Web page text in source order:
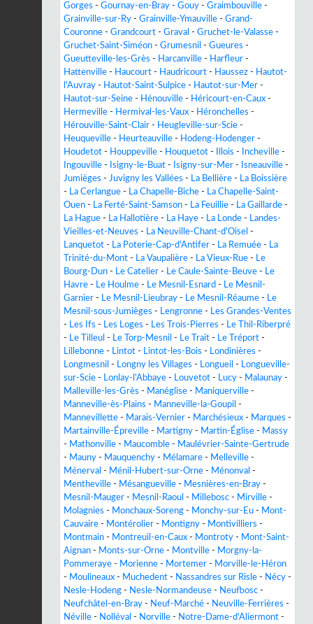
Gorges - Gournay-en-Bray - Gouy - Graimbouville -
Grainville-sur-Ry - Grainville-Ymauville - Grand-
Couronne - Grandcourt - Graval - Gruchet-le-Valasse -
Gruchet-Saint-Siméon - Grumesnil - Gueures -
Gueutteville-les-Grès - Harcanville - Harfleur -
Hattenville - Haucourt - Haudricourt - Haussez - Hautot-
l'Auvray - Hautot-Saint-Sulpice - Hautot-sur-Mer -
Hautot-sur-Seine - Hénouville - Héricourt-en-Caux -
Hermeville - Hermival-les-Vaux - Héronchelles -
Hérouville-Saint-Clair - Heugleville-sur-Scie -
Heuqueville - Heurteauville - Hodeng-Hodenger -
Houdetot - Houppeville - Houquetot - Illois - Incheville -
Ingouville - Isigny-le-Buat - Isigny-sur-Mer - Isneauville -
Jumièges - Juvigny les Vallées - La Bellière - La Boissière
- La Cerlangue - La Chapelle-Biche - La Chapelle-Saint-
Ouen - La Ferté-Saint-Samson - La Feuillie - La Gaillarde -
La Hague - La Hallotière - La Haye - La Londe - Landes-
Vieilles-et-Neuves - La Neuville-Chant-d'Oisel -
Lanquetot - La Poterie-Cap-d'Antifer - La Remuée - La
Trinité-du-Mont - La Vaupalière - La Vieux-Rue - Le
Bourg-Dun - Le Catelier - Le Caule-Sainte-Beuve - Le
Havre - Le Houlme - Le Mesnil-Esnard - Le Mesnil-
Garnier - Le Mesnil-Lieubray - Le Mesnil-Réaume - Le
Mesnil-sous-Jumièges - Lengronne - Les Grandes-Ventes
- Les Ifs - Les Loges - Les Trois-Pierres - Le Thil-Riberpré
- Le Tilleul - Le Torp-Mesnil - Le Trait - Le Tréport -
Lillebonne - Lintot - Lintot-les-Bois - Londinières -
Longmesnil - Longny les Villages - Longueil - Longueville-
sur-Scie - Lonlay-l'Abbaye - Louvetot - Lucy - Malaunay -
Malleville-les-Grès - Manéglise - Maniquerville -
Manneville-ès-Plains - Manneville-la-Goupil -
Mannevillette - Marais-Vernier - Marchésieux - Marques -
Martainville-Épreville - Martigny - Martin-Église - Massy
- Mathonville - Maucomble - Maulévrier-Sainte-Gertrude
- Mauny - Mauquenchy - Mélamare - Melleville -
Ménerval - Ménil-Hubert-sur-Orne - Ménonval -
Mentheville - Mésangueville - Mesnières-en-Bray -
Mesnil-Mauger - Mesnil-Raoul - Millebosc - Mirville -
Molagnies - Monchaux-Soreng - Monchy-sur-Eu - Mont-
Cauvaire - Montérolier - Montigny - Montivilliers -
Montmain - Montreuil-en-Caux - Montroty - Mont-Saint-
Aignan - Monts-sur-Orne - Montville - Morgny-la-
Pommeraye - Morienne - Mortemer - Morville-le-Héron
- Moulineaux - Muchedent - Nassandres sur Risle - Nécy -
Nesle-Hodeng - Nesle-Normandeuse - Neufbosc -
Neufchâtel-en-Bray - Neuf-Marché - Neuville-Ferrières -
Néville - Nolléval - Norville - Notre-Dame-d'Aliermont -